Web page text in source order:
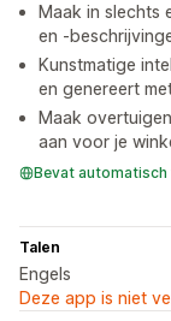
Maak in slechts
en -
Kunstmatige
en genereert
Maak
aan voor je
Bevat
Talen
Engels
Deze app is niet